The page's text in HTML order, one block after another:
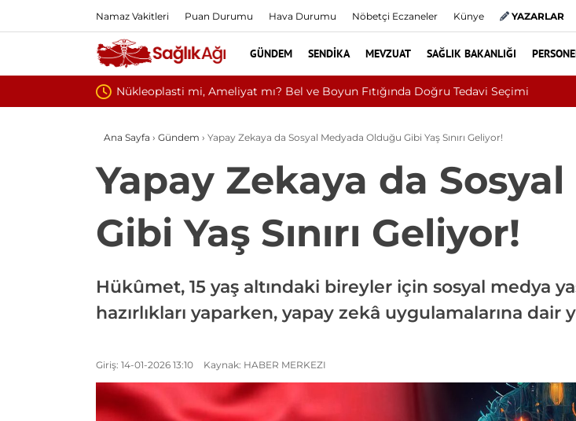
Namaz Vakitleri Puan Durumu Hava Durumu Nöbetçi Eczaneler Künye YAZARLAR
GÜNDEM SENDIKA MEVZUAT SAĞLIK BAKANLIĞI
Kültür ve Turizm Bakanlığı Uludağ Alan Başkanlığı 11 Sürekli
Ana Sayfa › Gündem › Yapay Zekaya da Sosyal Medyada Olduğu Gibi Yaş Sınırı Geliyor!
Yapay Zekaya da
Gibi Yaş Sınırı Geliyor!
Hükûmet, 15 yaş altındaki bireyler için sosyal medya
hazırlıkları yaparken, yapay zekâ uygulamalarına
Giriş: 14-01-2026 13:10 Kaynak: HABER MERKEZI